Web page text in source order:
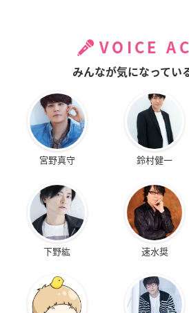
VOICE
みんなが気になってい
宮野真守 鈴村健一
下野紘 速水奨